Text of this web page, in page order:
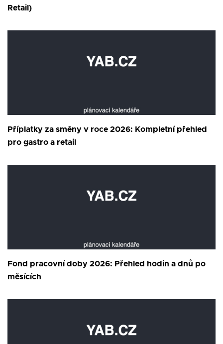
Retail)
Příplatky za směny v roce 2026: Kompletní přehled
pro gastro a retail
Fond pracovní doby 2026: Přehled hodin a dnů po
měsících